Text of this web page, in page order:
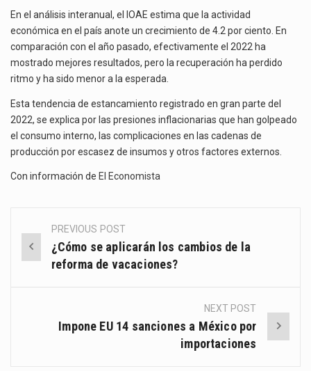
En el análisis interanual, el IOAE estima que la actividad
económica en el país anote un crecimiento de 4.2 por ciento. En
comparación con el año pasado, efectivamente el 2022 ha
mostrado mejores resultados, pero la recuperación ha perdido
ritmo y ha sido menor a la esperada.
Esta tendencia de estancamiento registrado en gran parte del
2022, se explica por las presiones inflacionarias que han golpeado
el consumo interno, las complicaciones en las cadenas de
producción por escasez de insumos y otros factores externos.
Con información de El Economista
Post
navigation
PREVIOUS POST
¿Cómo se aplicarán los cambios de la
reforma de vacaciones?
NEXT POST
Impone EU 14 sanciones a México por
importaciones